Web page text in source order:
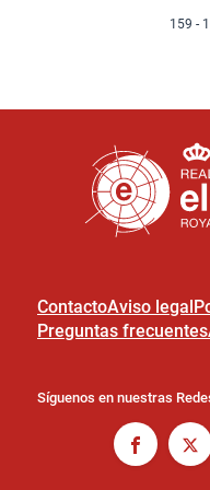
159 -
ContactoAviso legal
Preguntas frecuentes
Síguenos en nuestras